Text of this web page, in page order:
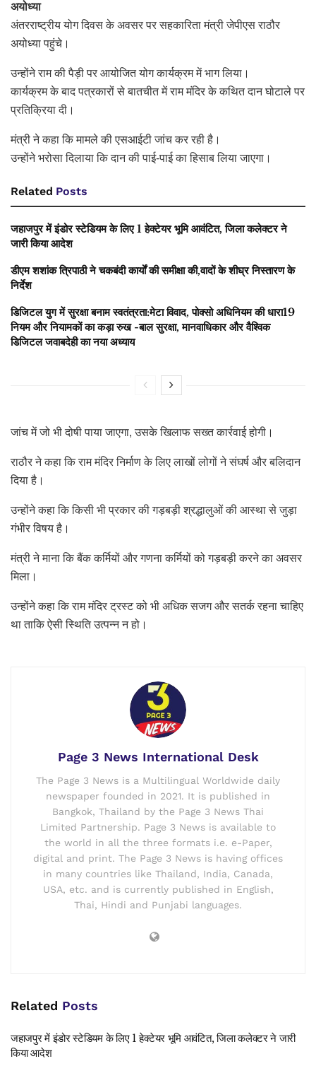
अयोध्या
अंतरराष्ट्रीय योग दिवस के अवसर पर सहकारिता मंत्री जेपीएस राठौर
अयोध्या पहुंचे।
उन्होंने राम की पैड़ी पर आयोजित योग कार्यक्रम में भाग लिया।
कार्यक्रम के बाद पत्रकारों से बातचीत में राम मंदिर के कथित दान घोटाले पर
प्रतिक्रिया दी।
मंत्री ने कहा कि मामले की एसआईटी जांच कर रही है।
उन्होंने भरोसा दिलाया कि दान की पाई-पाई का हिसाब लिया जाएगा।
Related Posts
जहाजपुर में इंडोर स्टेडियम के लिए 1 हेक्टेयर भूमि आवंटित, जिला कलेक्टर ने
जारी किया आदेश
डीएम शशांक त्रिपाठी ने चकबंदी कार्यों की समीक्षा की,वादों के शीघ्र निस्तारण के
निर्देश
डिजिटल युग में सुरक्षा बनाम स्वतंत्रता:मेटा विवाद, पोक्सो अधिनियम की धारा19
नियम और नियामकों का कड़ा रुख -बाल सुरक्षा, मानवाधिकार और वैश्विक
डिजिटल जवाबदेही का नया अध्याय
जांच में जो भी दोषी पाया जाएगा, उसके खिलाफ सख्त कार्रवाई होगी।
राठौर ने कहा कि राम मंदिर निर्माण के लिए लाखों लोगों ने संघर्ष और बलिदान
दिया है।
उन्होंने कहा कि किसी भी प्रकार की गड़बड़ी श्रद्धालुओं की आस्था से जुड़ा
गंभीर विषय है।
मंत्री ने माना कि बैंक कर्मियों और गणना कर्मियों को गड़बड़ी करने का अवसर
मिला।
उन्होंने कहा कि राम मंदिर ट्रस्ट को भी अधिक सजग और सतर्क रहना चाहिए
था ताकि ऐसी स्थिति उत्पन्न न हो।
Page 3 News International Desk
The Page 3 News is a Multilingual Worldwide daily
newspaper founded in 2021. It is published in
Bangkok, Thailand by the Page 3 News Thai
Limited Partnership. Page 3 News is available to
the world in all the three formats i.e. e-Paper,
digital and print. The Page 3 News is having offices
in many countries like Thailand, India, Canada,
USA, etc. and is currently published in English,
Thai, Hindi and Punjabi languages.
Related Posts
जहाजपुर में इंडोर स्टेडियम के लिए 1 हेक्टेयर भूमि आवंटित, जिला कलेक्टर ने जारी
किया आदेश